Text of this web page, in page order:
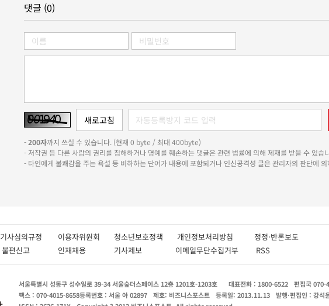
댓글 (0)
-200자까지 쓰실 수 있습니다. (현재 0 byte / 최대 400byte)
- 저작권 등 다른 사람의 권리를 침해하거나 명예를 훼손하는 댓글은 관련 법률에 의해 제재를 받을 수 있습
- 타인에게 불쾌감을 주는 욕설 등 비하하는 단어가 내용에 포함되거나 인신공격성 글은 관리자의 판단에
기사심의규정 이용자위원회 청소년보호정책 개인정보처리방침 정정·반론보도
불편신고 인재채용 기사제보 이메일무단수집거부 RSS
서울특별시 성동구 성수일로 39-34 서울숲더스페이스 12층 1201호-1203호 대표전화 : 1800-6522 편집국 070-
팩스 : 070-4015-8658등록번호 : 서울 아 02897 제호: 비즈니스포스트 등록일: 2013.11.13 발행·편집인 : 강석